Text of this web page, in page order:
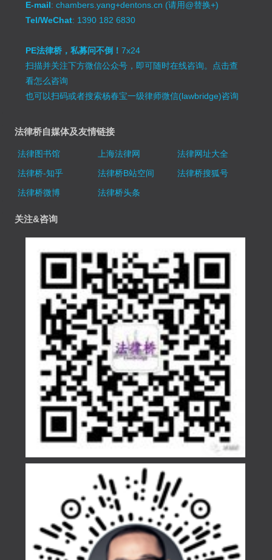
E-mail: chambers.yang+dentons.cn (请用@替换+)
Tel/WeChat: 1390 182 6830
PE法律桥，私募问不倒！7x24
扫描并关注下方微信公众号，即可随时在线咨询。 点击查
看怎么咨询
也可以扫码或者搜索杨春宝一级律师微信(lawbridge)咨询
法律桥自媒体及友情链接
法律图书馆 上海法律网
法律网址大全
法律桥-知乎
法律桥B站空间
法律桥搜狐号
法律桥微博
法律桥头条
关注&咨询